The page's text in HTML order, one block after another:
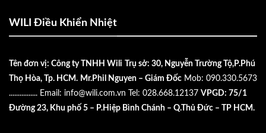
WILI Điều Khiển Nhiệt
Tên đơn vị: Công ty TNHH Wili
Trụ sở: 30, Nguyễn Trường Tộ,P.Phú
Thọ Hòa, Tp. HCM. Mr.Phil Nguyen – Giám Đốc Mob: 090.330.5673
................ Email: info@wili.com.vn Tel: 028.668.12137 VPGD: 75/1
Đường 23, Khu phố 5 – P.Hiệp Bình Chánh – Q.Thủ Đức – TP HCM.